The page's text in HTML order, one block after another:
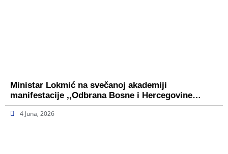
Ministar Lokmić na svečanoj akademiji
manifestacije ,,Odbrana Bosne i Hercegovine…
4 Juna, 2026